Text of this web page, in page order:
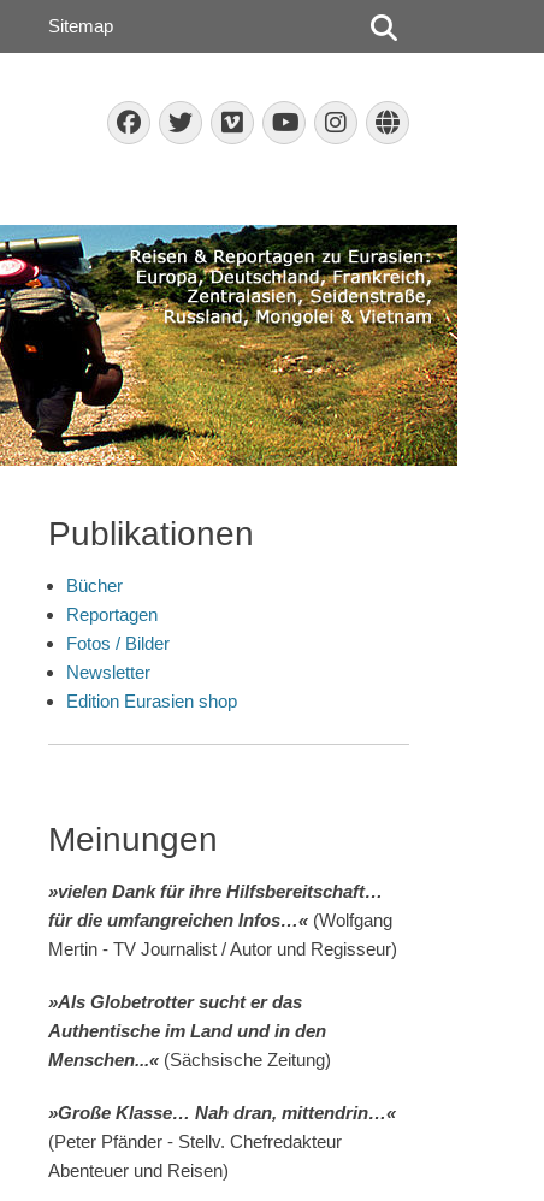
Facebook
Twitter
Vimeo
YouTube
Instagram
Website
Sitemap
Publikationen
Bücher
Reportagen
Fotos / Bilder
Newsletter
Edition Eurasien shop
Meinungen
»vielen Dank für ihre Hilfsbereitschaft…
für die umfangreichen Infos…« (Wolfgang
Mertin - TV Journalist / Autor und Regisseur)
»Als Globetrotter sucht er das
Authentische im Land und in den
Menschen...« (Sächsische Zeitung)
»Große Klasse… Nah dran, mittendrin…«
(Peter Pfänder - Stellv. Chefredakteur
Abenteuer und Reisen)